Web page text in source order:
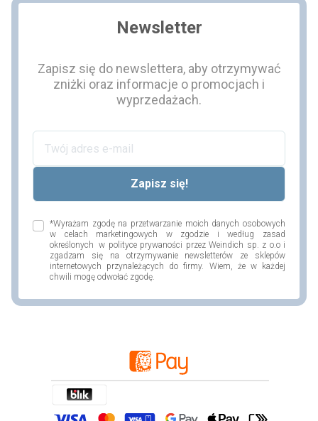
Newsletter
Zapisz się do newslettera, aby otrzymywać
zniżki oraz informacje o promocjach i
wyprzedażach.
*Wyrażam zgodę na przetwarzanie moich danych osobowych
w celach marketingowych w zgodzie i według zasad
określonych w polityce prywaności przez Weindich sp. z o.o i
zgadzam się na otrzymywanie newsletterów ze sklepów
internetowych przynależących do firmy. Wiem, że w każdej
chwili mogę odwołać zgodę.